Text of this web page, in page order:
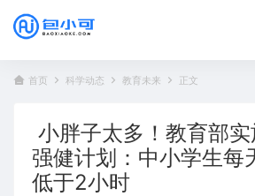
首页 科学动态 教育未来 正文
小胖子太多！教育部
强健计划：中小学生每
低于2小时